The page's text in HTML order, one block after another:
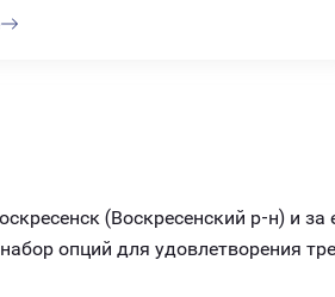
(Воскресенский р-н) и
опций для удовлетворения